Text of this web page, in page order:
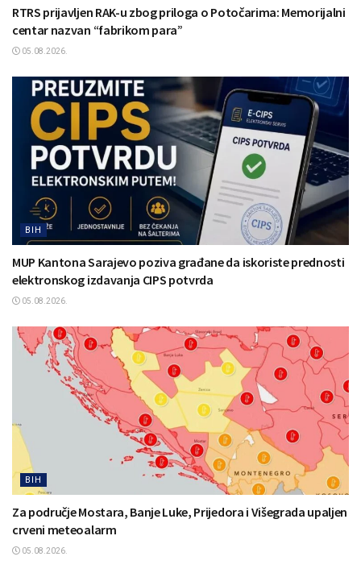
RTRS prijavljen RAK-u zbog priloga o Potočarima: Memorijalni
centar nazvan “fabrikom para”
05.08.2026.
BIH
MUP Kantona Sarajevo poziva građane da iskoriste prednosti
elektronskog izdavanja CIPS potvrda
05.08.2026.
BIH
Za područje Mostara, Banje Luke, Prijedora i Višegrada upaljen
crveni meteoalarm
05.08.2026.